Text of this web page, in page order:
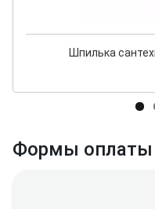
Шпилька
Формы оплаты